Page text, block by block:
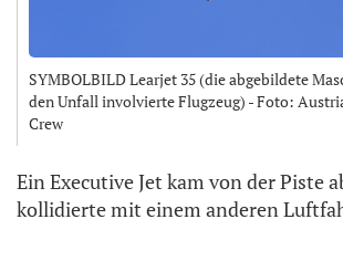
SYMBOLBILD Learjet 35 (die abgebildete
den Unfall involvierte Flugzeug) - Foto:
Crew
Ein Executive Jet kam von der Piste
kollidierte mit einem anderen